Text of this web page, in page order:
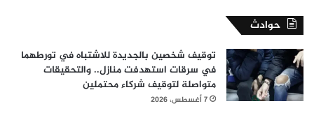
حوادث
توقيف شخصين بالجديدة للاشتباه في تورطهما
في سرقات استهدفت منازل.. والتحقيقات
متواصلة لتوقيف شركاء محتملين
7 أغسطس، 2026